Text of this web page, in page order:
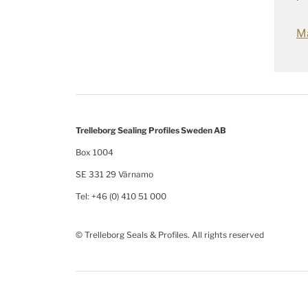
Trelleborg Sealing Profiles Sweden AB
Box 1004
SE 331 29 Värnamo
Tel: +46 (0) 410 51 000
© Trelleborg Seals & Profiles. All rights reserved